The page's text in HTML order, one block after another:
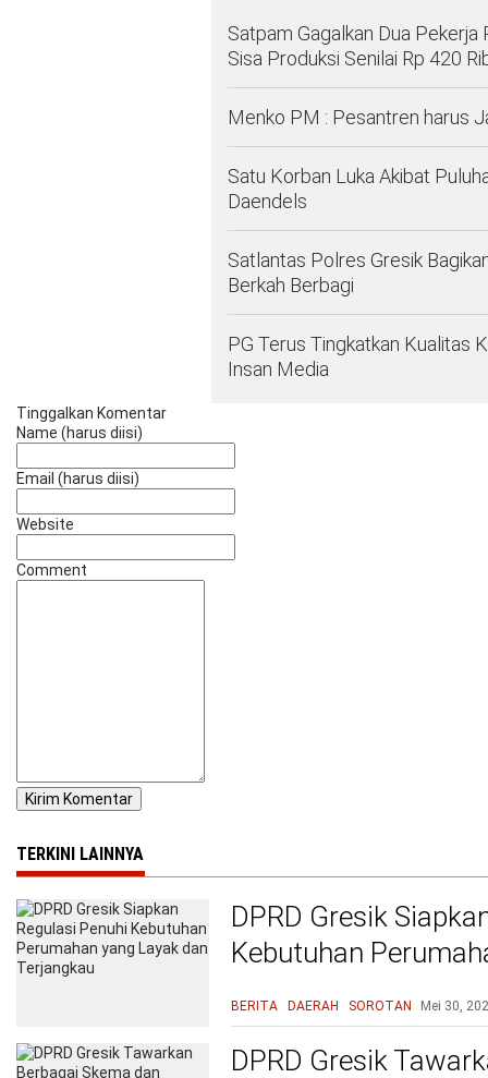
Satpam Gagalkan Dua
Sisa Produksi Senilai Rp 420
Menko PM : Pesantren harus
Satu Korban Luka Akibat
Daendels
Satlantas Polres Gresik
Berkah Berbagi
PG Terus Tingkatkan Kualitas
Insan Media
Tinggalkan Komentar
Name (harus diisi)
Email (harus diisi)
Website
Comment
TERKINI LAINNYA
DPRD Gresik
Kebutuhan
BERITA DAERAH SOROTAN Mei 30,
DPRD Gresik